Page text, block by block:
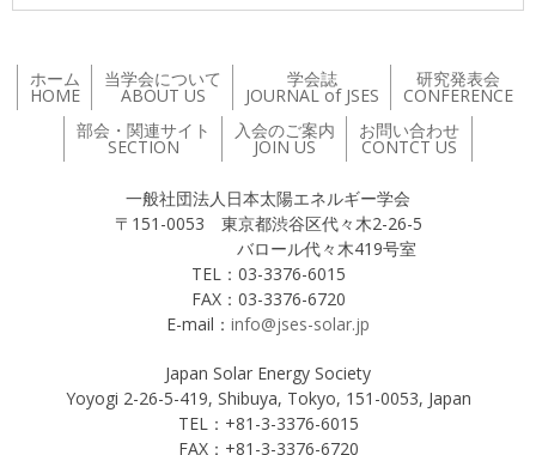
ホーム
HOME
当学会について
ABOUT US
学会誌
JOURNAL of JSES
研究発表会
CONFERENCE
部会・関連サイト
SECTION
入会のご案内
JOIN US
お問い合わせ
CONTCT US
一般社団法人日本太陽エネルギー学会
〒151-0053 東京都渋谷区代々木2-26-5
バロール代々木419号室
TEL：03-3376-6015
FAX：03-3376-6720
E-mail： info@jses-solar.jp
Japan Solar Energy Society
Yoyogi 2-26-5-419, Shibuya, Tokyo, 151-0053, Japan
TEL：+81-3-3376-6015
FAX：+81-3-3376-6720